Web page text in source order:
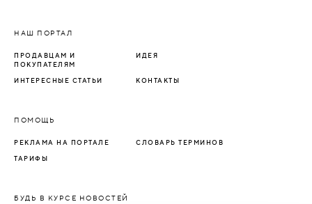
НАШ ПОРТАЛ
ПРОДАВЦАМ И
ПОКУПАТЕЛЯМ
ИДЕЯ
ИНТЕРЕСНЫЕ СТАТЬИ КОНТАКТЫ
ПОМОЩЬ
РЕКЛАМА НА ПОРТАЛЕ СЛОВАРЬ ТЕРМИНОВ
ТАРИФЫ
БУДЬ В КУРСЕ НОВОСТЕЙ